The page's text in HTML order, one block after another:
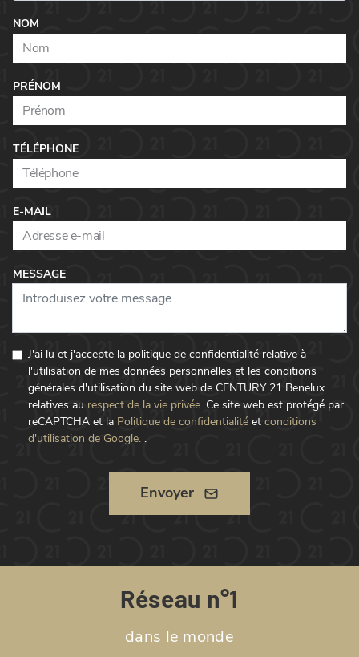
NOM
PRÉNOM
TÉLÉPHONE
E-MAIL
MESSAGE
J'ai lu et j'accepte la politique de confidentialité relative à
l'utilisation de mes données personnelles et les conditions
générales d'utilisation du site web de CENTURY 21 Benelux
relatives au respect de la vie privée. Ce site web est protégé par
reCAPTCHA et la Politique de confidentialité et conditions
d'utilisation de Google. .
Envoyer
Réseau n°1
dans le monde